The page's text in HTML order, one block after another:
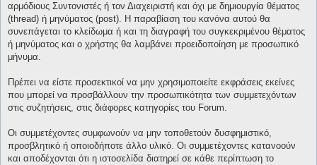
αρμόδιους Συντονιστές ή τον Διαχειριστή και όχι με δημιουργία θέματος
(thread) ή μηνύματος (post). Η παραβίαση του κανόνα αυτού θα
συνεπάγεται το κλείδωμα ή και τη διαγραφή του συγκεκριμένου θέματος
ή μηνύματος και ο χρήστης θα λαμβάνει προειδοποίηση με προσωπικό
μήνυμα.
Πρέπει να είστε προσεκτικοί να μην χρησιμοποιείτε εκφράσεις εκείνες
που μπορεί να προσβάλλουν την προσωπικότητα των συμμετεχόντων
στις συζητήσεις, στις διάφορες κατηγορίες του Forum.
Οι συμμετέχοντες συμφωνούν να μην τοποθετούν δυσφημιστικό,
προσβλητικό ή οποιοδήποτε άλλο υλικό. Οι συμμετέχοντες κατανοούν
και αποδέχονται ότι η ιστοσελίδα διατηρεί σε κάθε περίπτωση το